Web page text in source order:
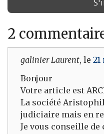
2
galinier Laurent, le 21
Bonjour
Votre article est
La société
judiciaire mais en
Je vous conseille de